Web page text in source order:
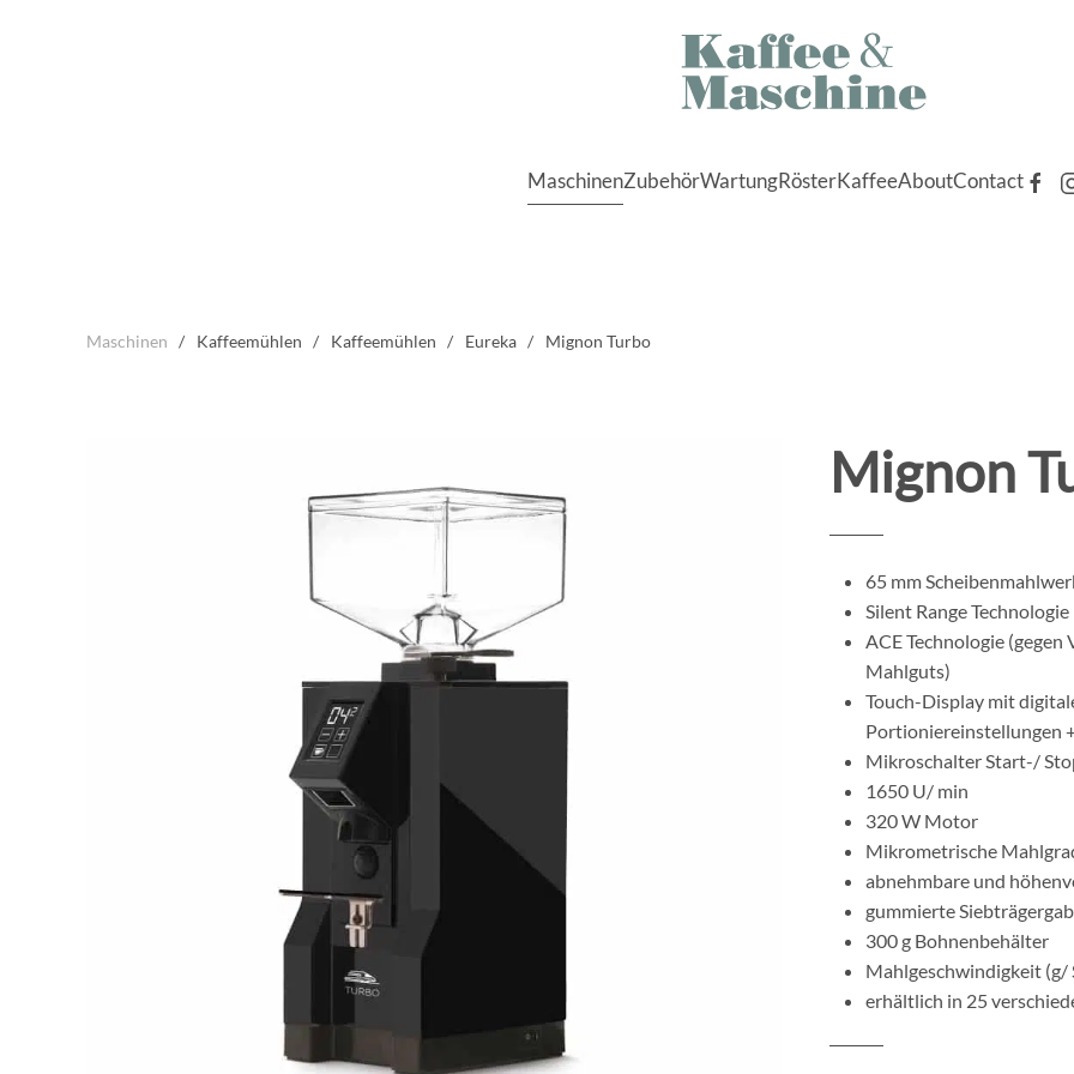
MaschinenZubehörWartungRösterKaffeeAboutContact
Maschinen Kaffeemühlen Kaffeemühlen Eureka Mignon Turbo
Mignon
65 mm
Silent Range
ACE Technologie
Mahlguts)
Touch-Display mit
Portioniereinstellungen
Mikroschalter Start-/
1650 U/ min
320 W Motor
Mikrometrische
abnehmbare und
gummierte
300 g Bohnenbehälter
Mahlgeschwindigkeit (g/
erhältlich in 25